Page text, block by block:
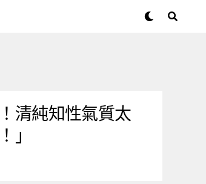
清純知性氣質太
」